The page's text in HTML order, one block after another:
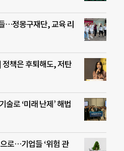
…정몽구재단, 교육 리
책은 후퇴해도, 저탄
술로 ‘미래 난제’ 해법
로…기업들 ‘위험 관